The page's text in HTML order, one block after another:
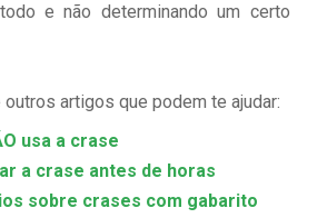
e não determinando um certo
artigos que podem te ajudar:
usa a crase
a crase antes de horas
sobre crases com gabarito